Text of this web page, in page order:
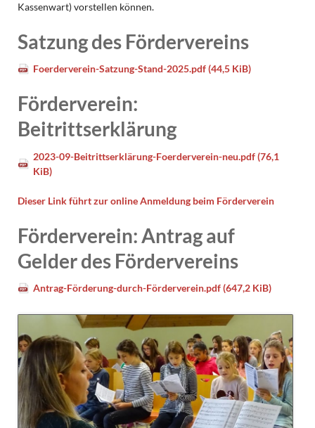
Kassenwart) vorstellen können.
Satzung des Fördervereins
Foerderverein-Satzung-Stand-2025.pdf(44,5 KiB)
Förderverein:
Beitrittserklärung
2023-09-Beitrittserklärung-Foerderverein-neu.pdf(76,1
KiB)
Dieser Link führt zur online Anmeldung beim Förderverein
Förderverein: Antrag auf
Gelder des Fördervereins
Antrag-Förderung-durch-Förderverein.pdf(647,2 KiB)